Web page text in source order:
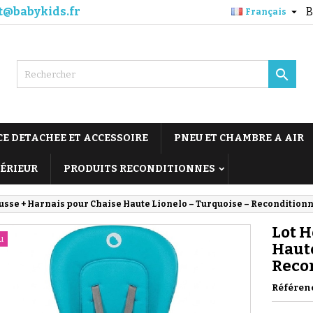
Français 

DETACHEE ET ACCESSOIRE PNEU ET CHAMBRE A AIR
PRODUITS RECONDITIONNES
+ Harnais pour Chaise Haute Lionelo – Turquoise –
Lot